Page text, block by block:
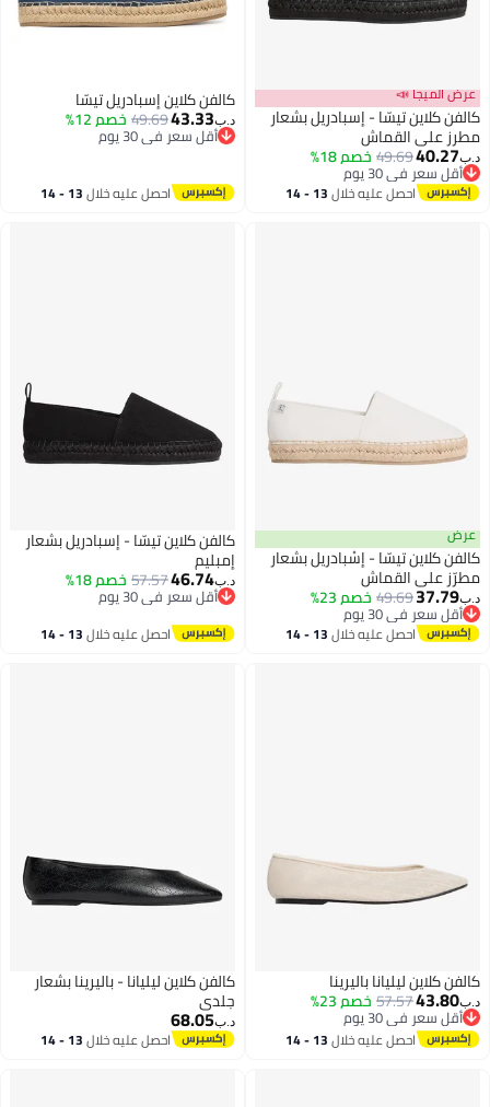
3
عرض الميجا 📣
كالفن كلاين تيسّا - إسبادريل بشعار
مطرز على القماش
د.ب‏40.27
49.69خصم 18%
أقل سعر في 30 يوم
أقل سعر في 30 يوماحصل عليه خلال 13 - 14
كالفن كلاين إسبادريل تيسّا
د.ب‏43.33
49.69خصم 12%
أقل سعر في 30 يوم
أقل سعر في 30 يوم
احصل عليه خلال 13 - 14
3
عرض
كالفن كلاين تيسّا - إسْبادريل بشعار
مطرّز على القماش
د.ب‏37.79
49.69خصم 23%
أقل سعر في 30 يوم
أقل سعر في 30 يوماحصل عليه خلال 13 - 14
كالفن كلاين تيسّا - إسبادريل بشعار
إمبليم
د.ب‏46.74
57.57خصم 18%
أقل سعر في 30 يوم
أقل سعر في 30 يوم
احصل عليه خلال 13 - 14
كالفن كلاين ليليانا باليرينا
د.ب‏43.80
57.57خصم 23%
أقل سعر في 30 يوم
أقل سعر في 30 يوماحصل عليه خلال 13 - 14
كالفن كلاين ليليانا - باليرينا بشعار
جلدي
د.ب‏68.05
احصل عليه خلال 13 - 14